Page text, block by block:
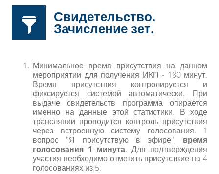
Свидетельство.
Зачисление зет.
Минимальное время присутствия на данном
мероприятии для получения ИКП - 180 минут.
Время присутствия контролируется и
фиксируется системой автоматически. При
выдаче свидетельств программа опирается
именно на данные этой статистики. В ходе
трансляции проводится контроль присутствия
через встроенную систему голосования. 1
вопрос "Я присутствую в эфире", время
голосования 1 минута. Для подтверждения
участия необходимо отметить присутствие на 4
голосованиях из 5.